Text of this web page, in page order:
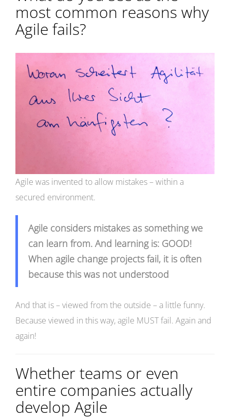
most common reasons why
Agile fails?
Agile was invented to allow mistakes – within a
secured environment.
Agile considers mistakes as something we
can learn from. And learning is: GOOD!
When agile change projects fail, it is often
because this was not understood
And that is – viewed from the outside – a little funny.
Because viewed in this way, agile MUST fail. Again and
again!
Whether teams or even
entire companies actually
develop Agile